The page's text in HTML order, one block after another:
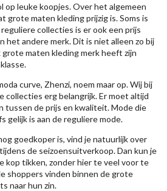
op leuke koopjes. Over het algemeen
grote maten kleding prijzig is. Soms is
collecties is er ook een prijs
het andere merk. Dit is niet alleen zo bij
maten kleding merk heeft zijn
curve, Zhenzi, noem maar op. Wij bij
collecties erg belangrijk. Er moet altijd
tussen de prijs en kwaliteit. Mode die
gelijk is aan de reguliere mode.
goedkoper is, vind je natuurlijk over
de seizoensuitverkoop. Dan kun je
kop tikken, zonder hier te veel voor te
shoppers vinden binnen de grote
naar hun zin.